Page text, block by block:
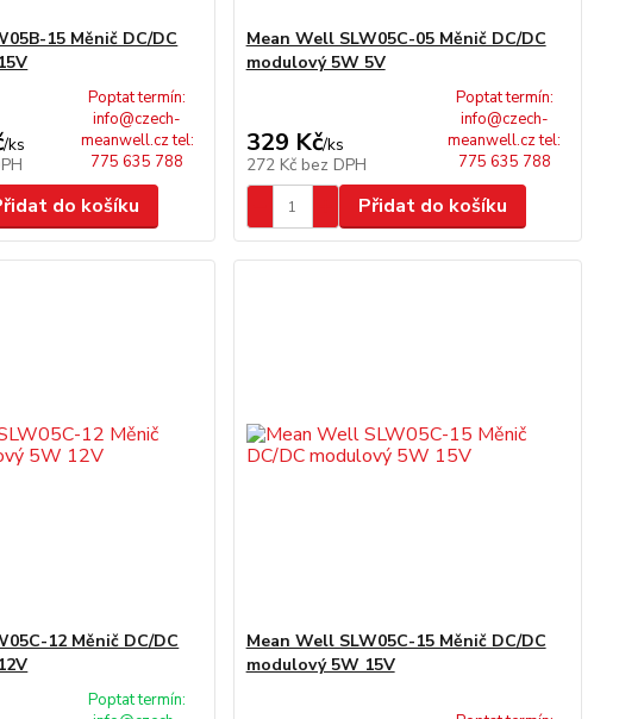
15 Měnič DC/DC
/ks
Poptat termín:
info@czech-
meanwell.cz tel:
775 635 788
do košíku
Mean Well SLW05C-05 Měnič DC/DC
modulový 5W 5V
329 Kč/ks
272 Kč bez DPH
Poptat termín:
info@czech-
meanwell.cz tel:
775 635 788
Přidat do košíku
12 Měnič DC/DC
Poptat termín:
Mean Well SLW05C-15 Měnič DC/DC
modulový 5W 15V